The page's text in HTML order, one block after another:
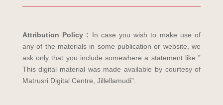
Attribution Policy : In case you wish to make use of
any of the materials in some publication or website, we
ask only that you include somewhere a statement like ”
This digital material was made available by courtesy of
Matrusri Digital Centre, Jillellamudi”.